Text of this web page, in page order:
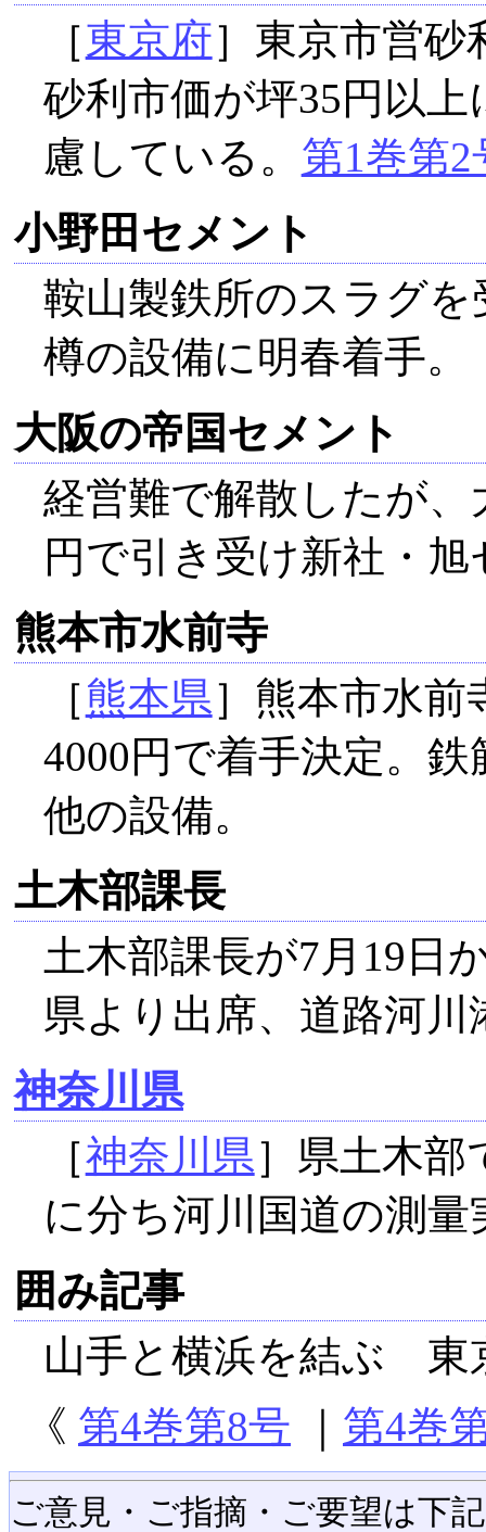
［東京府］東京市営砂
砂利市価が坪35円以
慮している。 第1巻第2
小野田セメント
鞍山製鉄所のスラグ
樽の設備に明春着手。
大阪の帝国セメント
経営難で解散したが
円で引き受け新社・
熊本市水前寺
［熊本県］熊本市水
4000円で着手決定。
他の設備。
土木部課長
土木部課長が7月19日
県より出席、道路河
神奈川県
［神奈川県］県土木部
に分ち河川国道の測
囲み記事
山手と横浜を結ぶ 東
《 第4巻第8号 第4巻
ご意見・ご指摘・ご要望は下